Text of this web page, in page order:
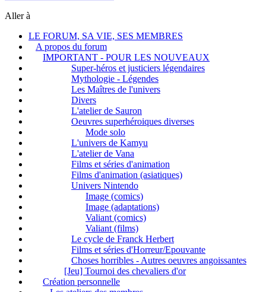
Aller à
LE FORUM, SA VIE, SES MEMBRES
A propos du forum
IMPORTANT - POUR LES NOUVEAUX
Super-héros et justiciers légendaires
Mythologie - Légendes
Les Maîtres de l'univers
Divers
L'atelier de Sauron
Oeuvres superhéroiques diverses
Mode solo
L'univers de Kamyu
L'atelier de Vana
Films et séries d'animation
Films d'animation (asiatiques)
Univers Nintendo
Image (comics)
Image (adaptations)
Valiant (comics)
Valiant (films)
Le cycle de Franck Herbert
Films et séries d'Horreur/Epouvante
Choses horribles - Autres oeuvres angoissantes
[Jeu] Tournoi des chevaliers d'or
Création personnelle